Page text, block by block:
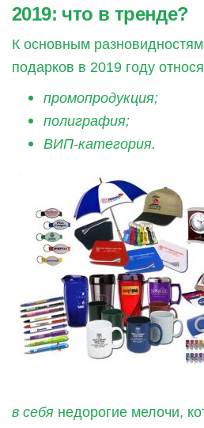
2019: что в тренде?
К основным
подарков в 2019 году
промопродукция;
полиграфия;
ВИП-категория.
в себя недорогие мелочи,